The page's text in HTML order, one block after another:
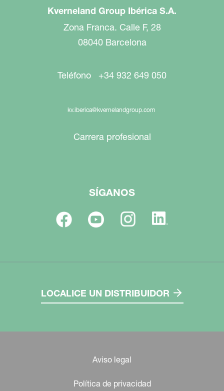
Kverneland Group Ibérica S.A.
Zona Franca. Calle F, 28
08040 Barcelona
Teléfono +34 932 649 050
kv.iberica@kvernelandgroup.com
Carrera profesional
SÍGANOS
LOCALICE UN DISTRIBUIDOR
Aviso legal
Política de privacidad